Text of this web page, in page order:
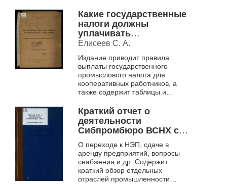
Какие государственные
налоги должны
уплачивать
потребительные
общества и каким
порядком
Елисеев С. А.
Издание приводит правила
выплаты государственного
промыслового налога для
кооперативных работников, а
также содержит таблицы и
Краткий отчет о
деятельности
Сибпромбюро ВСНХ с 1
января по 1 декабря
1921 года
О переходе к НЭП, сдаче в
аренду предприятий, вопросы
снабжения и др. Содержит
краткий обзор отдельных
отраслей промышленности